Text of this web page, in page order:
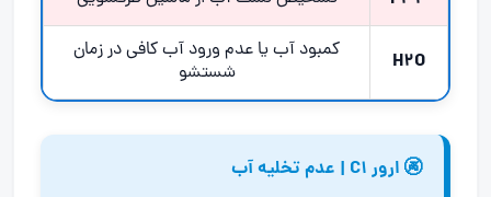
H2O
کمبود آب یا عدم ورود آب کافی در زمان
شستشو
🚱 ارور C1 | عدم تخلیه آب